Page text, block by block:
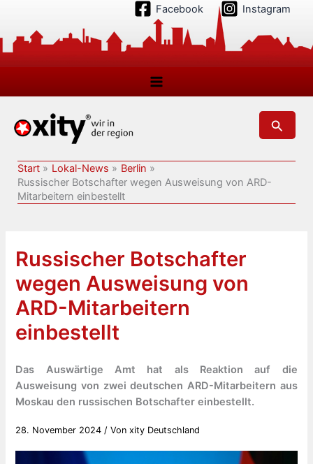
springen
Facebook Instagram
Suchen
Start Lokal-News
Berlin
Russischer Botschafter wegen Ausweisung von ARD-
Mitarbeitern einbestellt
Russischer Botschafter
wegen Ausweisung von
ARD-Mitarbeitern
einbestellt
Das Auswärtige Amt hat als Reaktion auf die
Ausweisung von zwei deutschen ARD-Mitarbeitern aus
Moskau den russischen Botschafter einbestellt.
28. November 2024 / Vonxity Deutschland